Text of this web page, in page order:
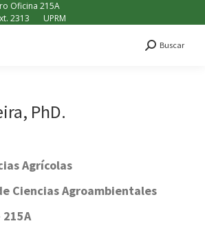
Oficina 215A
2313
UPRM
Search:
Buscar
PhD.
Agrícolas
Ciencias Agroambientales